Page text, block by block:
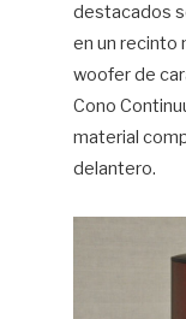
destacados
en un recinto
woofer de
Cono
material
delantero.